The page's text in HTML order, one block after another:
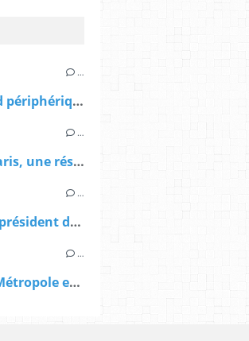
…
"Débaptiser le boulevard périphérique de Paris" un entretien de P.Mansat avec F.Moiroux dans d'a
…
> Métropole du Grand Paris, une résolution de Paris Métropole: "vigilants à ce que le gouvernement respecte ses engagements" "
…
> Patrick Devedjian, élu président de Paris Métropole
…
AFP: Grand Paris: Paris Métropole entre dans la mission de préfiguration